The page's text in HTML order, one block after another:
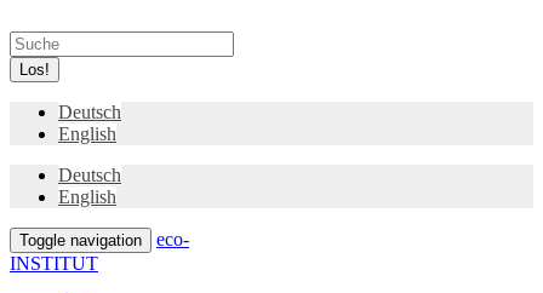
Los!
Deutsch
English
Deutsch
English
Toggle navigation
eco-
INSTITUT